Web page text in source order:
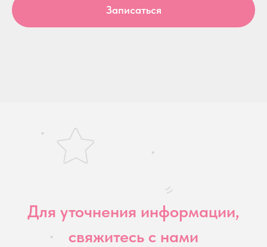
Записаться
Для уточнения информации,
свяжитесь с нами